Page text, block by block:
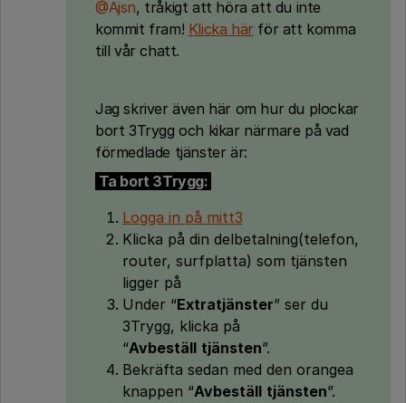
@Ajsn, tråkigt att höra att du inte
kommit fram! Klicka här för att komma
till vår chatt.
Jag skriver även här om hur du plockar
bort 3Trygg och kikar närmare på vad
förmedlade tjänster är:
Ta bort 3Trygg:
Logga in på mitt3
Klicka på din delbetalning(telefon,
router, surfplatta) som tjänsten
ligger på
Under “Extratjänster” ser du
3Trygg, klicka på
“Avbeställ tjänsten”.
Bekräfta sedan med den orangea
knappen “Avbeställ tjänsten”.